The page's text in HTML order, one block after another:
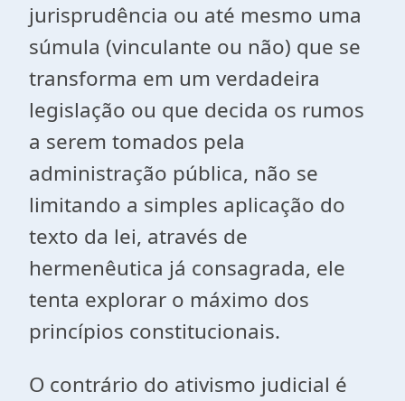
jurisprudência ou até mesmo uma
súmula (vinculante ou não) que se
transforma em um verdadeira
legislação ou que decida os rumos
a serem tomados pela
administração pública, não se
limitando a simples aplicação do
texto da lei, através de
hermenêutica já consagrada, ele
tenta explorar o máximo dos
princípios constitucionais.
O contrário do ativismo judicial é